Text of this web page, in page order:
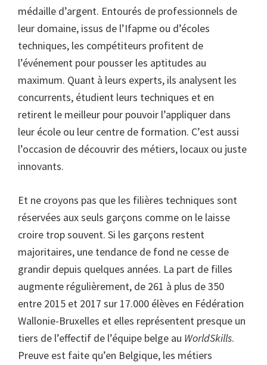
médaille d’argent. Entourés de professionnels de
leur domaine, issus de l’Ifapme ou d’écoles
techniques, les compétiteurs profitent de
l’événement pour pousser les aptitudes au
maximum. Quant à leurs experts, ils analysent les
concurrents, étudient leurs techniques et en
retirent le meilleur pour pouvoir l’appliquer dans
leur école ou leur centre de formation. C’est aussi
l’occasion de découvrir des métiers, locaux ou juste
innovants.
Et ne croyons pas que les filières techniques sont
réservées aux seuls garçons comme on le laisse
croire trop souvent. Si les garçons restent
majoritaires, une tendance de fond ne cesse de
grandir depuis quelques années. La part de filles
augmente régulièrement, de 261 à plus de 350
entre 2015 et 2017 sur 17.000 élèves en Fédération
Wallonie-Bruxelles et elles représentent presque un
tiers de l’effectif de l’équipe belge au WorldSkills.
Preuve est faite qu’en Belgique, les métiers